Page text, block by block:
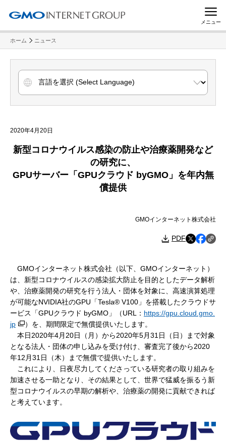
メニュー
ホーム ニュース
2020年4月20日
新型コロナウイルス感染の防止や治療薬開発など
の研究に、
GPUサーバー「GPUクラウド byGMO」を年内無
償提供
GMOインターネット株式会社
PDF
GMOインターネット株式会社（以下、GMOインターネット）
は、新型コロナウイルスの感染拡大防止を目的としたデータ解析
や、治療薬開発の研究を行う法人・団体を対象に、高速演算処理
が可能なNVIDIA社のGPU「Tesla® V100」を搭載したクラウドサ
ービス「GPUクラウド byGMO」（URL： https://gpu.cloud.gmo.
jp
）を、期間限定で無償提供いたします。
本日2020年4月20日（月）から2020年5月31日（日）まで対象
となる法人・団体の申し込みを受け付け、審査完了後から2020
年12月31日（木）まで無償で提供いたします。
これにより、日夜尽力してくださっている研究者の取り組みを
加速させる一助となり、その結果として、世界で猛威を振るう新
型コロナウイルスの早期の解析や、治療薬の開発に貢献できれば
と考えています。